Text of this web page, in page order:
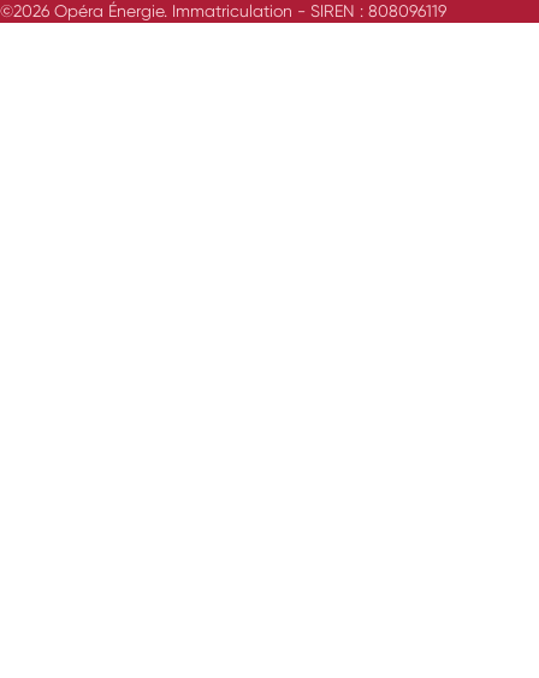
©2026 Opéra Énergie. Immatriculation - SIREN : 808096119